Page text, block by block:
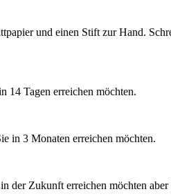
und einen Stift zur Hand.
14 Tagen erreichen möchten.
in 3 Monaten erreichen möchten.
der Zukunft erreichen möchten